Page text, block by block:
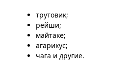
трутовик;
рейши;
майтаке;
агарикус;
чага и другие.